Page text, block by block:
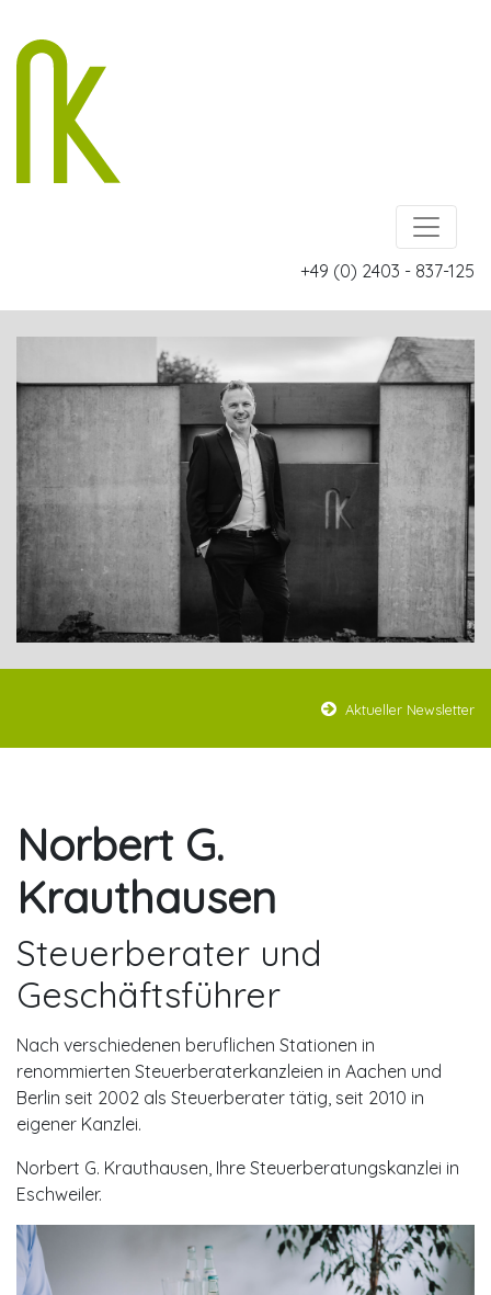
+49 (0) 2403 - 837-125
Aktueller Newsletter
Norbert G.
Krauthausen
Steuerberater und
Geschäftsführer
Nach verschiedenen beruflichen Stationen in
renommierten Steuerberaterkanzleien in Aachen und
Berlin seit 2002 als Steuerberater tätig, seit 2010 in
eigener Kanzlei.
Norbert G. Krauthausen, Ihre Steuerberatungskanzlei in
Eschweiler.